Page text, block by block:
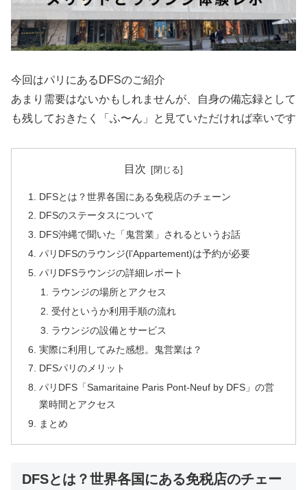
今回はパリにあるDFSのご紹介
あまり需要はないかもしれませんが、自身の備忘録として
も残しておきたく「ふ〜ん」と見ていただければ幸いです
目次
DFSとは？世界各国にある免税店のチェーン
DFSのステータスについて
DFS沖縄で聞いた「鬼営業」されるというお話
パリDFSのラウンジ(l’Appartement)は予約が必要
パリDFSラウンジの詳細レポート
ラウンジの場所とアクセス
受付というか利用手順の流れ
ラウンジの設備とサービス
実際に利用してみた感想。鬼営業は？
DFSパリのメリット
パリDFS「Samaritaine Paris Pont-Neuf by DFS」の営
業時間とアクセス
まとめ
DFSとは？世界各国にある免税店のチェー